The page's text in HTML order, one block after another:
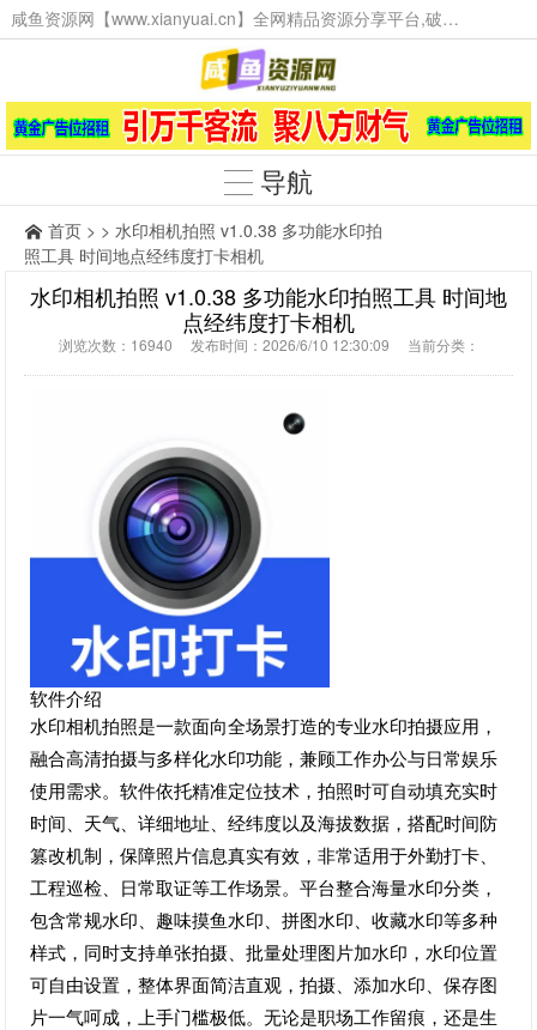
咸鱼资源网【www.xianyuai.cn】全网精品资源分享平台,破解软件,技术源码,火爆项目,工具辅助,这里无所不有。
导航
首页 > > 水印相机拍照 v1.0.38 多功能水印拍
照工具 时间地点经纬度打卡相机
水印相机拍照 v1.0.38 多功能水印拍照工具 时间地
点经纬度打卡相机
浏览次数：16940 发布时间：2026/6/10 12:30:09 当前分类：
软件介绍
水印相机拍照是一款面向全场景打造的专业水印拍摄应用，
融合高清拍摄与多样化水印功能，兼顾工作办公与日常娱乐
使用需求。软件依托精准定位技术，拍照时可自动填充实时
时间、天气、详细地址、经纬度以及海拔数据，搭配时间防
篡改机制，保障照片信息真实有效，非常适用于外勤打卡、
工程巡检、日常取证等工作场景。平台整合海量水印分类，
包含常规水印、趣味摸鱼水印、拼图水印、收藏水印等多种
样式，同时支持单张拍摄、批量处理图片加水印，水印位置
可自由设置，整体界面简洁直观，拍摄、添加水印、保存图
片一气呵成，上手门槛极低。无论是职场工作留痕，还是生